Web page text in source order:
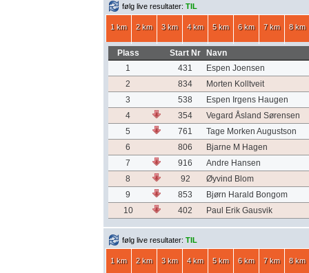
følg live resultater: TIL
1 km 2 km 3 km 4 km 5 km 6 km 7 km 8 km
Plass Start Nr
Navn
1
431
Espen Joensen
2
834
Morten Kolltveit
3
538
Espen Irgens Haugen
4
354
Vegard Åsland Sørensen
5
761
Tage Morken Augustson
6
806
Bjarne M Hagen
7
916
Andre Hansen
8
92
Øyvind Blom
9
853
Bjørn Harald Bongom
10
402 Paul Erik Gausvik
følg live resultater: TIL
1 km 2 km 3 km 4 km 5 km 6 km 7 km 8 km